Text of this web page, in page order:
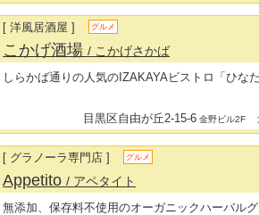
[ 洋風居酒屋 ] グルメ
こかげ酒場/ こかげさかば
しらかば通りの人気のIZAKAYAビストロ「ひな
目黒区自由が丘2-15-6 金野ビル2F
[ グラノーラ専門店 ] グルメ
Appetito/ アペタイト
無添加、保存料不使用のオーガニックハーバル